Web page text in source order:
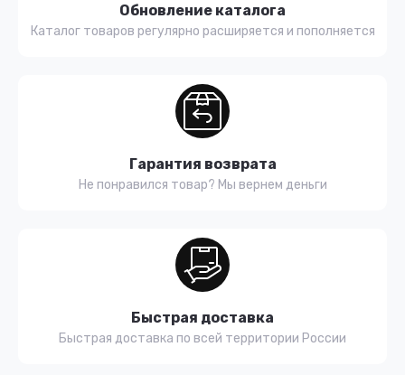
Обновление каталога
Каталог товаров регулярно расширяется и пополняется
Гарантия возврата
Не понравился товар? Мы вернем деньги
Быстрая доставка
Быстрая доставка по всей территории России